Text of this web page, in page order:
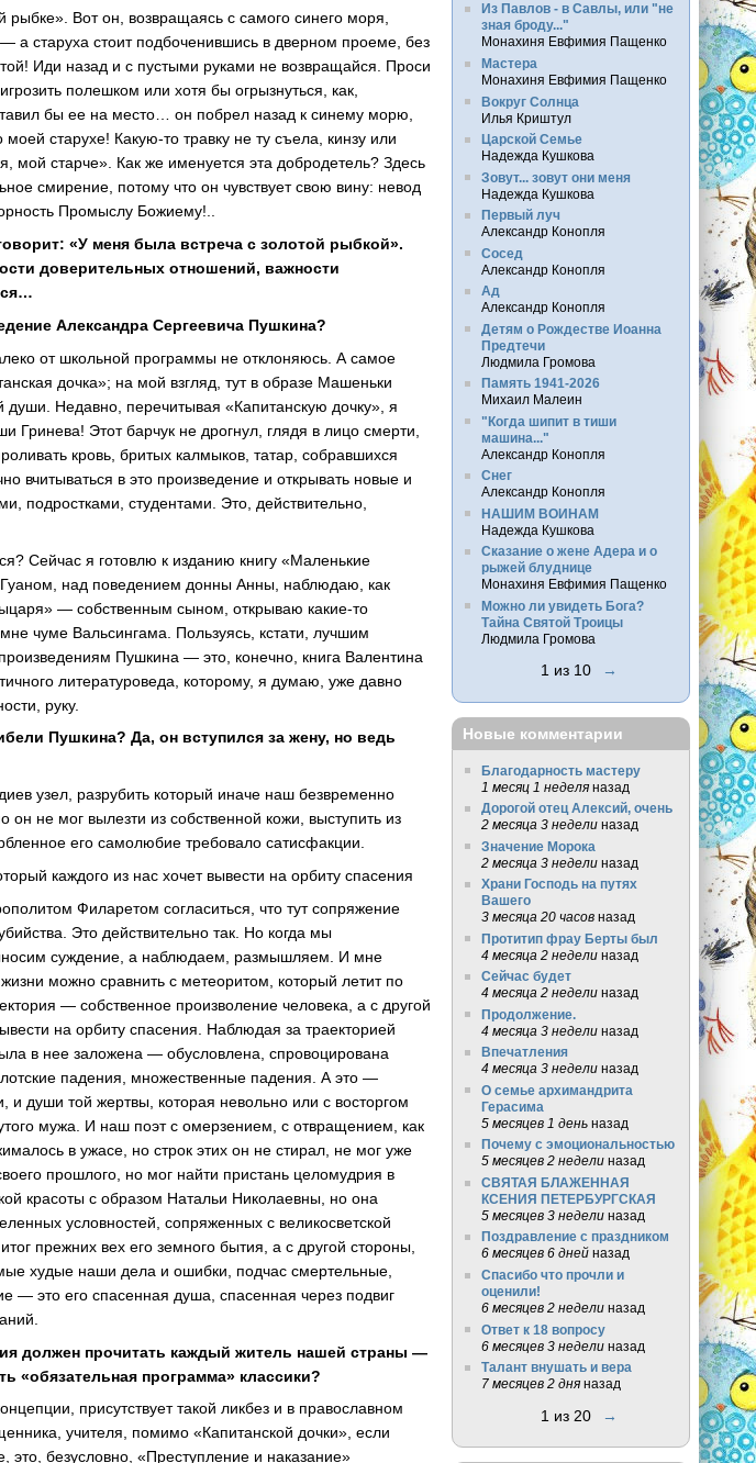
рыбке». Вот он, возвращаясь с самого синего моря,
а старуха стоит подбоченившись в дверном проеме, без
Иди назад и с пустыми руками не возвращайся. Проси
полешком или хотя бы огрызнуться, как,
бы ее на место… он побрел назад к синему морю,
старухе! Какую-то травку не ту съела, кинзу или
старче». Как же именуется эта добродетель? Здесь
смирение, потому что он чувствует свою вину: невод
Промыслу Божиему!..
«У меня была встреча с золотой рыбкой».
доверительных отношений, важности
Александра Сергеевича Пушкина?
от школьной программы не отклоняюсь. А самое
дочка»; на мой взгляд, тут в образе Машеньки
Недавно, перечитывая «Капитанскую дочку», я
Гринева! Этот барчук не дрогнул, глядя в лицо смерти,
кровь, бритых калмыков, татар, собравшихся
вчитываться в это произведение и открывать новые и
подростками, студентами. Это, действительно,
Сейчас я готовлю к изданию книгу «Маленькие
над поведением донны Анны, наблюдаю, как
— собственным сыном, открываю какие-то
чуме Вальсингама. Пользуясь, кстати, лучшим
Пушкина — это, конечно, книга Валентина
литературоведа, которому, я думаю, уже давно
руку.
Пушкина? Да, он вступился за жену, но ведь
узел, разрубить который иначе наш безвременно
не мог вылезти из собственной кожи, выступить из
его самолюбие требовало сатисфакции.
каждого из нас хочет вывести на орбиту спасения
Филаретом согласиться, что тут сопряжение
Это действительно так. Но когда мы
суждение, а наблюдаем, размышляем. И мне
можно сравнить с метеоритом, который летит по
— собственное произволение человека, а с другой
на орбиту спасения. Наблюдая за траекторией
в нее заложена — обусловлена, спровоцирована
падения, множественные падения. А это —
души той жертвы, которая невольно или с восторгом
мужа. И наш поэт с омерзением, с отвращением, как
в ужасе, но строк этих он не стирал, не мог уже
прошлого, но мог найти пристань целомудрия в
красоты с образом Натальи Николаевны, но она
условностей, сопряженных с великосветской
прежних вех его земного бытия, а с другой стороны,
худые наши дела и ошибки, подчас смертельные,
— это его спасенная душа, спасенная через подвиг
должен прочитать каждый житель нашей страны —
«обязательная программа» классики?
присутствует такой ликбез и в православном
учителя, помимо «Капитанской дочки», если
это, безусловно, «Преступление и наказание»
Из Павлов - в Савлы, или "не
зная броду..."
Монахиня Евфимия Пащенко
Мастера
Монахиня Евфимия Пащенко
Вокруг Солнца
Илья Криштул
Царской Семье
Надежда Кушкова
Зовут... зовут они меня
Надежда Кушкова
Первый луч
Александр Конопля
Сосед
Александр Конопля
Ад
Александр Конопля
Детям о Рождестве Иоанна
Предтечи
Людмила Громова
Память 1941-2026
Михаил Малеин
"Когда шипит в тиши
машина..."
Александр Конопля
Снег
Александр Конопля
НАШИМ ВОИНАМ
Надежда Кушкова
Сказание о жене Адера и о
рыжей блуднице
Монахиня Евфимия Пащенко
Можно ли увидеть Бога?
Тайна Святой Троицы
Людмила Громова
1 из 10 →
Новые комментарии
Благодарность мастеру
1 месяц 1 неделяназад
Дорогой отец Алексий, очень
2 месяца 3 неделиназад
Значение Морока
2 месяца 3 неделиназад
Храни Господь на путях
Вашего
3 месяца 20 часовназад
Протитип фрау Берты был
4 месяца 2 неделиназад
Сейчас будет
4 месяца 2 неделиназад
Продолжение.
4 месяца 3 неделиназад
Впечатления
4 месяца 3 неделиназад
О семье архимандрита
Герасима
5 месяцев 1 деньназад
Почему с эмоциональностью
5 месяцев 2 неделиназад
СВЯТАЯ БЛАЖЕННАЯ
КСЕНИЯ ПЕТЕРБУРГСКАЯ
5 месяцев 3 неделиназад
Поздравление с праздником
6 месяцев 6 днейназад
Спасибо что прочли и
оценили!
6 месяцев 2 неделиназад
Ответ к 18 вопросу
6 месяцев 3 неделиназад
Талант внушать и вера
7 месяцев 2 дняназад
1 из 20 →